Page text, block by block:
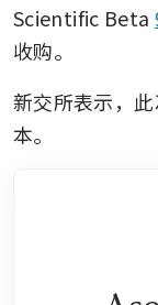
Scientific Beta
收购。
新交所表示，
本。